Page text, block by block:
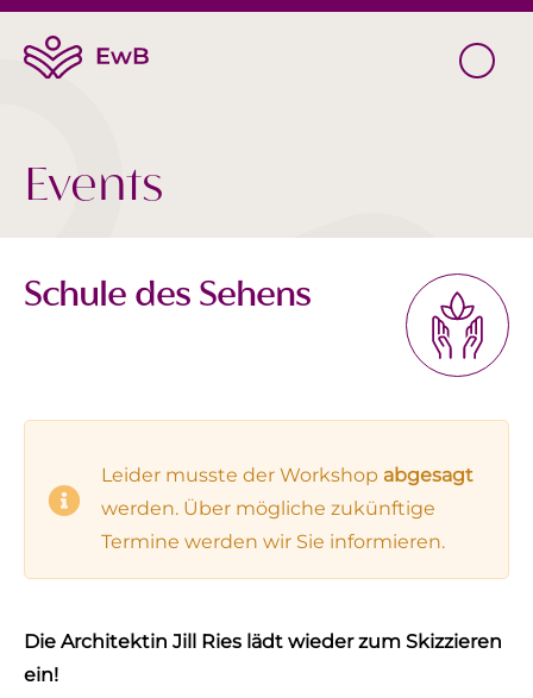
Events
Schule des Sehens
Leider musste der Workshop abgesagt
werden. Über mögliche zukünftige
Termine werden wir Sie informieren.
Die Architektin Jill Ries lädt wieder zum Skizzieren
ein!